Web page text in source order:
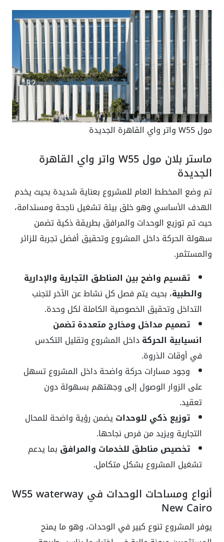
مول W55 واتر واي القاهرة الجديدة
ماستر بلان مول W55 واتر واي القاهرة
الجديدة
تم وضع المخطط العام للمشروع بعناية شديدة بحيث يخدم
الهدف الأساسي وهو خلق بيئة تشغيل ناجحة ومستدامة،
حيث تم توزيع الوحدات والمرافق بطريقة ذكية تضمن
سهولة الحركة داخل المشروع وتحقيق أفضل تجربة للزائر
والمستثمر.
تقسيم واضح بين المناطق التجارية والإدارية
والطبية، بحيث يتم فصل كل نشاط عن الآخر لتجنب
التداخل وتحقيق الخصوصية الكاملة لكل وحدة.
تصميم مداخل ومخارج متعددة تضمن
انسيابية الحركةداخل المشروع وتقليل التكدس
في أوقات الذروة.
وجود مسارات حركة واضحة داخل المشروع تسهل
على الزوار الوصول إلى وجهتهم بسهولة دون
تعقيد.
توزيع ذكي للوحداتيضمن رؤية واضحة للمحال
التجارية ويزيد من فرص نجاحها.
تخصيص مناطق للخدمات والمرافق بما يدعم
تشغيل المشروع بشكل متكامل.
أنواع ومساحات الوحدات في W55 waterway
New Cairo
يوفر المشروع تنوع كبير في الوحدات، وهو ما يمنح